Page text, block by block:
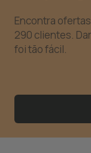
Encontra
290 clientes.
foi tão fácil.